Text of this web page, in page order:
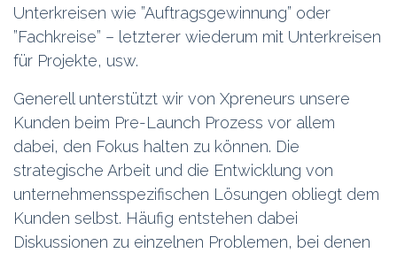
Unterkreisen wie ”Auftragsgewinnung” oder
”Fachkreise” – letzterer wiederum mit Unterkreisen
für Projekte, usw.
Generell unterstützt wir von Xpreneurs unsere
Kunden beim Pre-Launch Prozess vor allem
dabei, den Fokus halten zu können. Die
strategische Arbeit und die Entwicklung von
unternehmensspezifischen Lösungen obliegt dem
Kunden selbst. Häufig entstehen dabei
Diskussionen zu einzelnen Problemen, bei denen